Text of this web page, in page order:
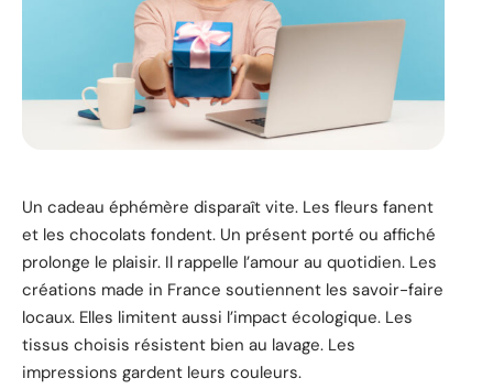
Un cadeau éphémère disparaît vite. Les fleurs fanent
et les chocolats fondent. Un présent porté ou affiché
prolonge le plaisir. Il rappelle l’amour au quotidien. Les
créations made in France soutiennent les savoir-faire
locaux. Elles limitent aussi l’impact écologique. Les
tissus choisis résistent bien au lavage. Les
impressions gardent leurs couleurs.